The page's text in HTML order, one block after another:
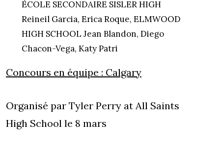
ÉCOLE SECONDAIRE SISLER HIGH
Reineil Garcia, Erica Roque, ELMWOOD
HIGH SCHOOL Jean Blandon, Diego
Chacon-Vega, Katy Patri
Concours en équipe : Calgary
Organisé par Tyler Perry at All Saints
High School le 8 mars